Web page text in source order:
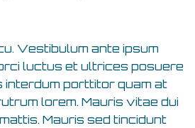
Vestibulum ante ipsum
luctus et ultrices posuere
interdum porttitor quam at
lorem. Mauris vitae dui
Mauris sed tincidunt